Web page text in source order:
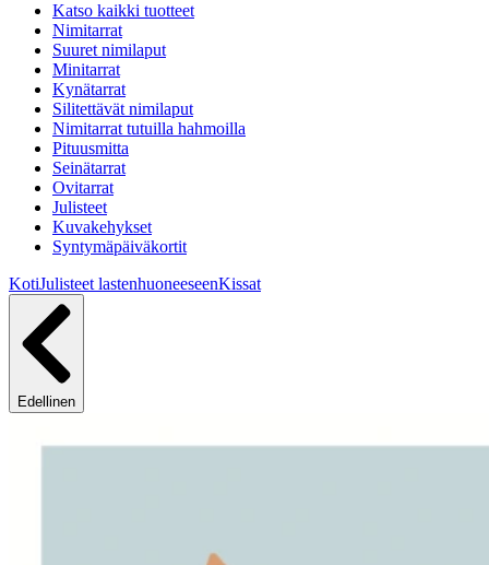
Katso kaikki tuotteet
Nimitarrat
Suuret nimilaput
Minitarrat
Kynätarrat
Silitettävät nimilaput
Nimitarrat tutuilla hahmoilla
Pituusmitta
Seinätarrat
Ovitarrat
Julisteet
Kuvakehykset
Syntymäpäiväkortit
KotiJulisteet lastenhuoneeseenKissat
Edellinen